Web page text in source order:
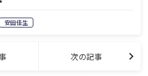
をいったいどのようにしてメディア取材
の殺到する人気店へと変貌させたのかー
安田佳生
次の記事